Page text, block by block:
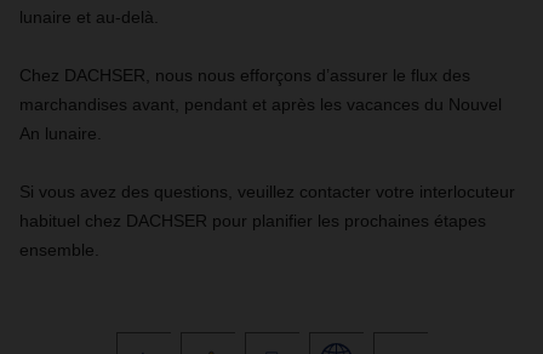
lunaire et au-delà.
Chez DACHSER, nous nous efforçons d’assurer le flux des
marchandises avant, pendant et après les vacances du Nouvel
An lunaire.
Si vous avez des questions, veuillez contacter votre interlocuteur
habituel chez DACHSER pour planifier les prochaines étapes
ensemble.